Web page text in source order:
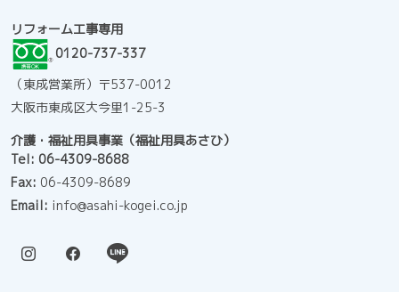
リフォーム工事専用
0120-737-337
（東成営業所）〒537-0012
大阪市東成区大今里1-25-3
介護・福祉用具事業（福祉用具あさひ）
Tel: 06-4309-8688
Fax: 06-4309-8689
Email: info@asahi-kogei.co.jp